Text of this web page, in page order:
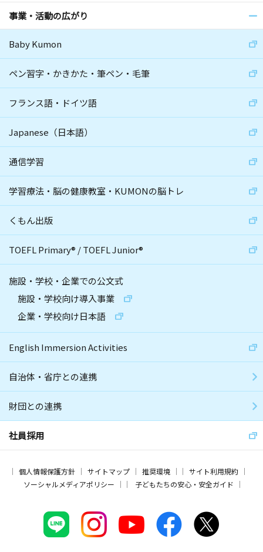
事業・活動の広がり
Baby Kumon
ペン習字・かきかた・筆ペン・毛筆
フランス語・ドイツ語
Japanese（日本語）
通信学習
学習療法・脳の健康教室・KUMONの脳トレ
くもん出版
TOEFL Primary® /TOEFL Junior®
施設・学校・企業での公文式
施設・学校向け導入事業
企業・学校向け日本語
English Immersion Activities
自治体・省庁との連携
財団との連携
社員採用
個人情報保護方針 サイトマップ 推奨環境
サイト利用規約
ソーシャルメディアポリシー
子どもたちの安心・安全ガイド